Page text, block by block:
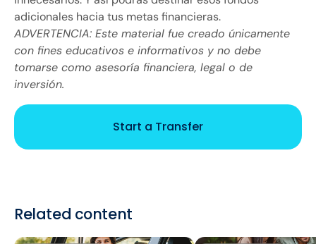
adicionales hacia tus metas financieras.
ADVERTENCIA: Este material fue creado únicamente
con fines educativos e informativos y no debe
tomarse como asesoría financiera, legal o de
inversión.
Start a Transfer
Related content